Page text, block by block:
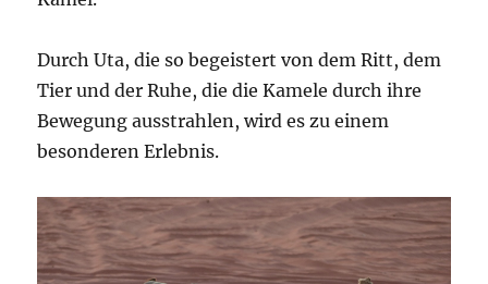
Durch Uta, die so begeistert von dem Ritt, dem
Tier und der Ruhe, die die Kamele durch ihre
Bewegung ausstrahlen, wird es zu einem
besonderen Erlebnis.